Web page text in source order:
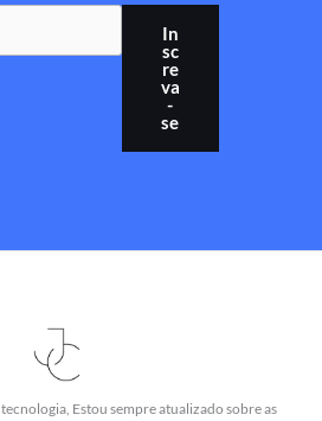
In
sc
re
va
-
se
Estou sempre atualizado sobre as